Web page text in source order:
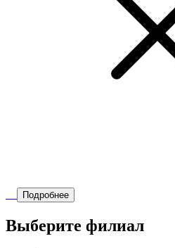
Подробнее
Выберите филиал